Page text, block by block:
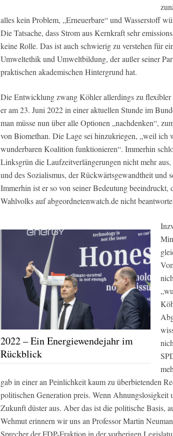
alles kein Problem, „Erneuerbare“ und Wasserstoff
Die Tatsache, dass Strom aus Kernkraft sehr
keine Rolle. Das ist auch schwierig zu verstehen für
Umweltethik und Umweltbildung, der außer seiner
praktischen akademischen Hintergrund hat.
Die Entwicklung zwang Köhler allerdings zu flexibler
er am 23. Juni 2022 in einer aktuellen Stunde im
man müsse nun über alle Optionen „nachdenken“,
von Biomethan. Die Lage sei hinzukriegen, „weil ich
wunderbaren Koalition funktionieren“. Immerhin
Linksgrün die Laufzeitverlängerungen nicht mehr
und des Sozialismus, der Rückwärtsgewandtheit und
Immerhin ist er so von seiner Bedeutung beeindruckt,
Wahlvolks auf abgeordnetenwatch.de nicht
2022 – Ein Energiewendejahr im
Rückblick
gab in einer an Peinlichkeit kaum zu überbietenden
politischen Generation preis. Wenn Ahnungslosigkeit
Zukunft düster aus. Aber das ist die politische Basis,
Wehmut erinnern wir uns an Professor Martin
Sprecher der FDP-Fraktion in der vorherigen